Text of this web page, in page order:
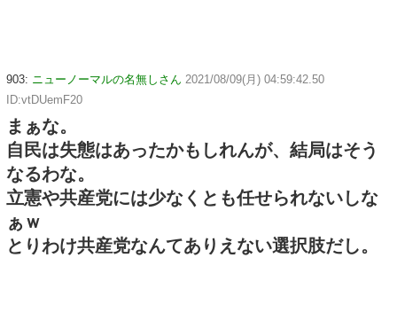
903: ニューノーマルの名無しさん 2021/08/09(月) 04:59:42.50
ID:vtDUemF20
まぁな。
自民は失態はあったかもしれんが、結局はそう
なるわな。
立憲や共産党には少なくとも任せられないしな
ぁｗ
とりわけ共産党なんてありえない選択肢だし。